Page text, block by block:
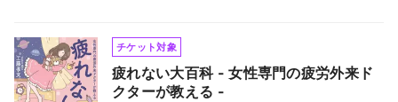
チケット対象
疲れない大百科 - 女性専門の疲労外来ド
クターが教える -